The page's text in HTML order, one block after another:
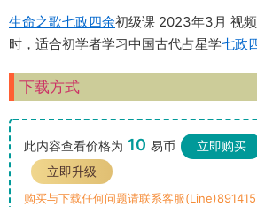
生命之歌七政四余初级课 2023年3月 视
时，适合初学者学习中国古代占星学七政
下载方式
此内容查看价格为 10 易币 立即购买
立即升级
购买与下载任何问题请联系客服